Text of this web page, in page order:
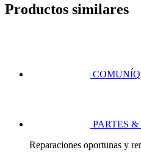
Productos similares
PARTES
Reparaciones oportunas y